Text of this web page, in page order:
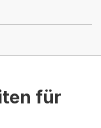
für